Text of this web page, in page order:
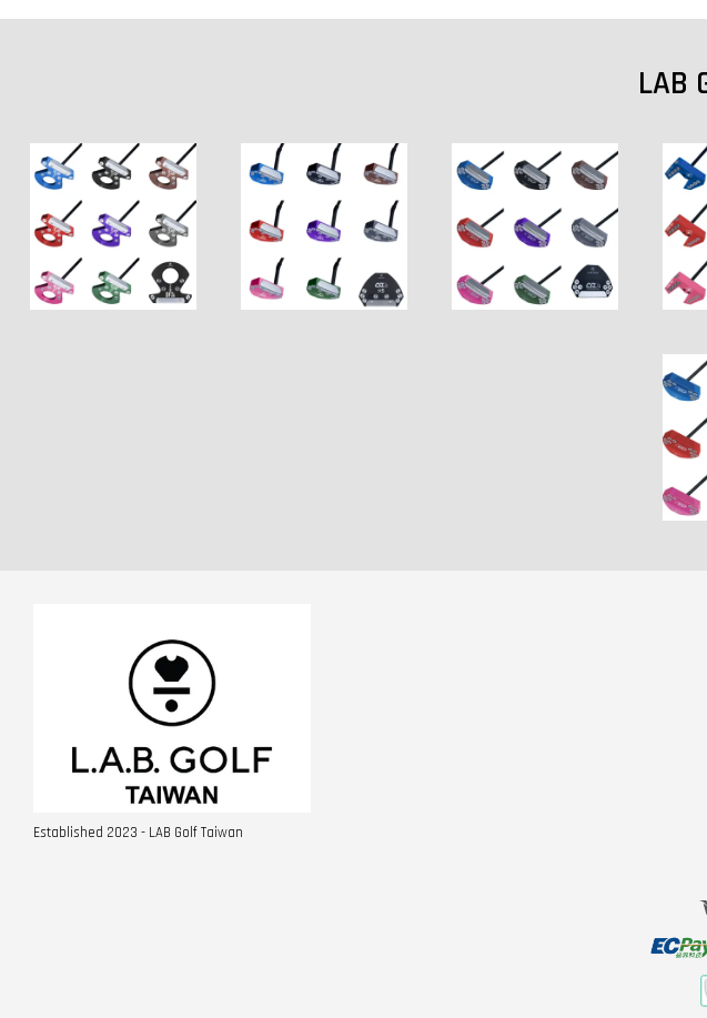
LAB
Established 2023 - LAB Golf Taiwan